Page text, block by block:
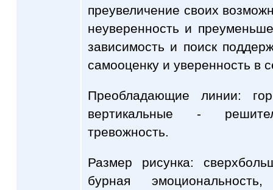
преувеличение своих
неуверенность и
зависимость и поиск
самооценку и уверенность в
Преобладающие линии:
вертикальные -
тревожность.
Размер рисунка:
бурная